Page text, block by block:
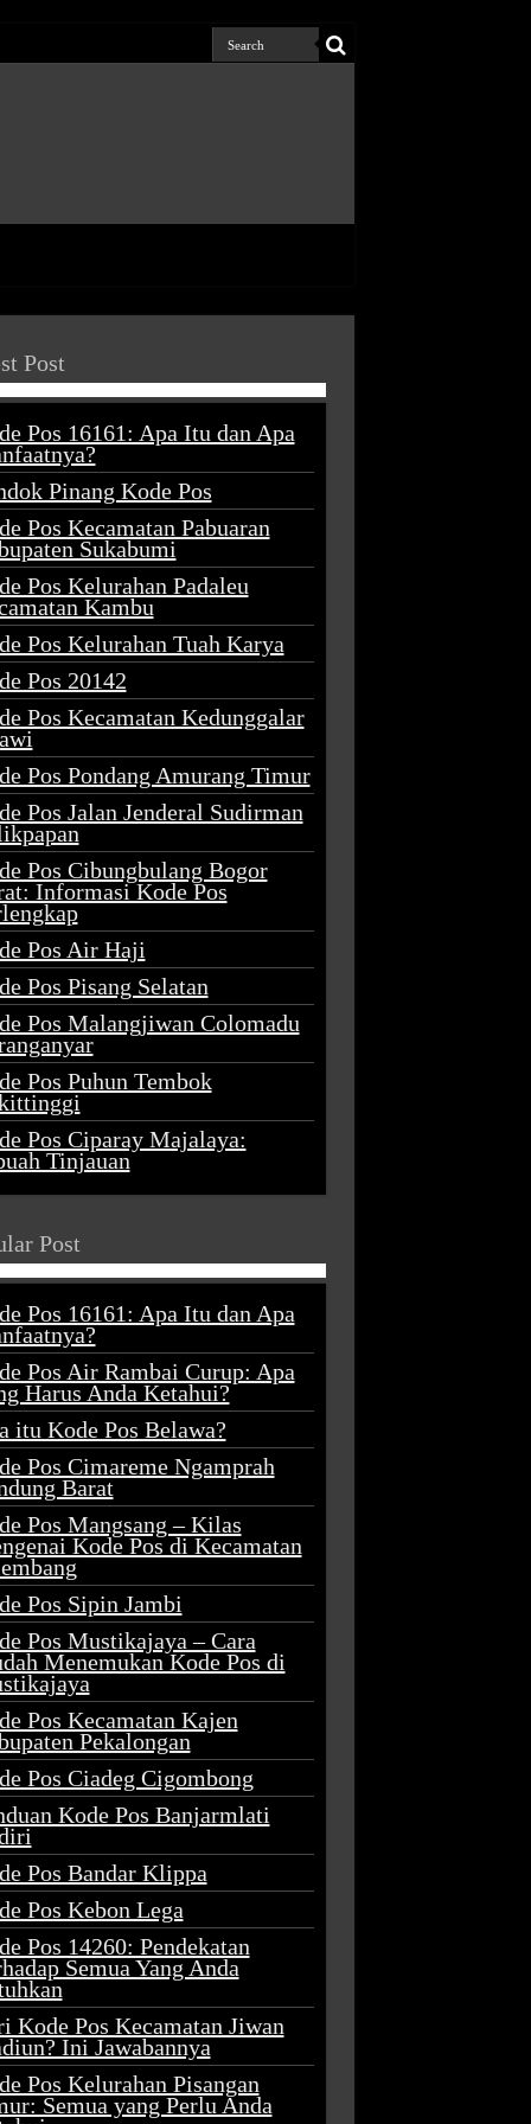
Post
Pos 16161: Apa Itu dan Apa
Pinang Kode Pos
Pos Kecamatan Pabuaran
Sukabumi
Pos Kelurahan Padaleu
Kambu
Pos Kelurahan Tuah Karya
Pos 20142
Pos Kecamatan Kedunggalar
Pos Pondang Amurang Timur
Pos Jalan Jenderal Sudirman
Pos Cibungbulang Bogor
Informasi Kode Pos
Pos Air Haji
Pos Pisang Selatan
Pos Malangjiwan Colomadu
Pos Puhun Tembok
Pos Ciparay Majalaya:
Tinjauan
Post
Pos 16161: Apa Itu dan Apa
Pos Air Rambai Curup: Apa
Harus Anda Ketahui?
itu Kode Pos Belawa?
Pos Cimareme Ngamprah
Barat
Pos Mangsang – Kilas
Kode Pos di Kecamatan
Pos Sipin Jambi
Pos Mustikajaya – Cara
Menemukan Kode Pos di
Pos Kecamatan Kajen
Pekalongan
Pos Ciadeg Cigombong
Kode Pos Banjarmlati
Pos Bandar Klippa
Pos Kebon Lega
Pos 14260: Pendekatan
Semua Yang Anda
Kode Pos Kecamatan Jiwan
Ini Jawabannya
Pos Kelurahan Pisangan
Semua yang Perlu Anda